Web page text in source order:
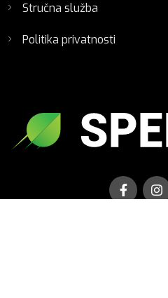
Stručna služba
Politika privatnosti